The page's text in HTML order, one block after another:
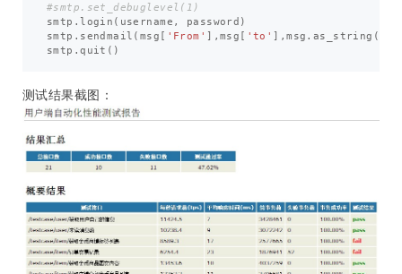
smtp . login ( username , password )
smtp . sendmail ( msg [ 'From' ], msg [ 'to' ],msg . as_string ())
smtp .quit ()
测试结果截图：